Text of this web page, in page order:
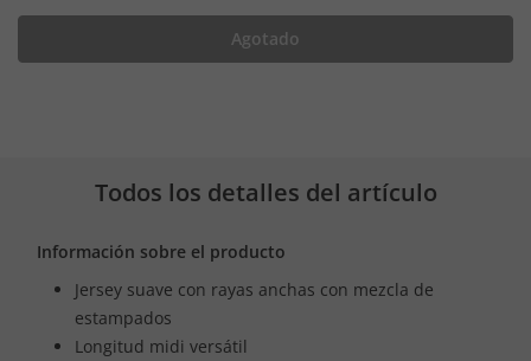
Agotado
Todos los detalles del artículo
Información sobre el producto
Jersey suave con rayas anchas con mezcla de
estampados
Longitud midi versátil